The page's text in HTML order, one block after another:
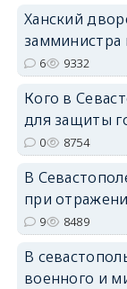
Ханский
6 9332
Кого в
для защиты
0 8754
В
при
9 8489
В
военного и